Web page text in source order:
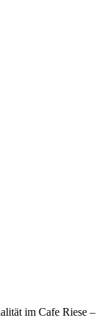
im Cafe Riese –